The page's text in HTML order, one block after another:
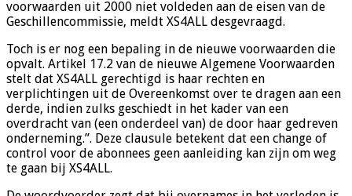
voorwaarden uit 2000 niet voldeden aan de eisen van de
Geschillencommissie, meldt XS4ALL desgevraagd.
Toch is er nog een bepaling in de nieuwe voorwaarden die
opvalt. Artikel 17.2 van de nieuwe Algemene Voorwaarden
stelt dat XS4ALL gerechtigd is haar rechten en
verplichtingen uit de Overeenkomst over te dragen aan een
derde, indien zulks geschiedt in het kader van een
overdracht van (een onderdeel van) de door haar gedreven
onderneming.”. Deze clausule betekent dat een change of
control voor de abonnees geen aanleiding kan zijn om weg
te gaan bij XS4ALL.